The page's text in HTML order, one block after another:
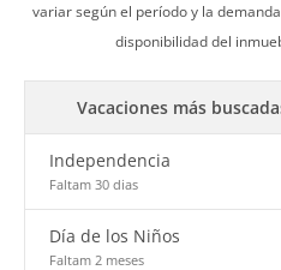
variar según el período y la
disponibilidad del
Vacaciones más
Independencia
Faltam 30 dias
Día de los Niños
Faltam 2 meses